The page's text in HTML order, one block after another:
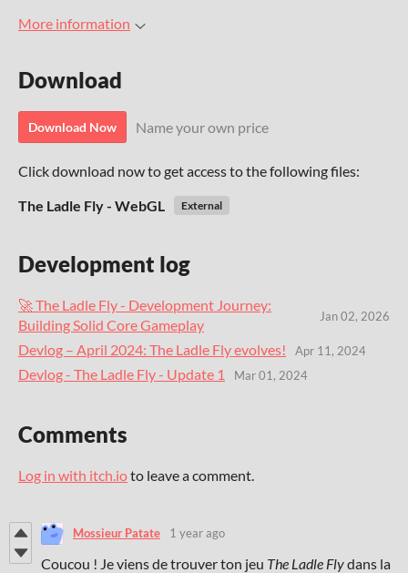
More information
Download
Download Now Name your own price
Click download now to get access to the following files:
The Ladle Fly - WebGL
External
Development log
🚀 The Ladle Fly - Development Journey:
Building Solid Core Gameplay
Jan 02, 2026
Devlog – April 2024: The Ladle Fly evolves! Apr 11, 2024
Devlog - The Ladle Fly - Update 1 Mar 01, 2024
Comments
Log in with itch.ioto leave a comment.
Mossieur Patate 1 year ago
Coucou ! Je viens de trouver ton jeu The Ladle Flydans la